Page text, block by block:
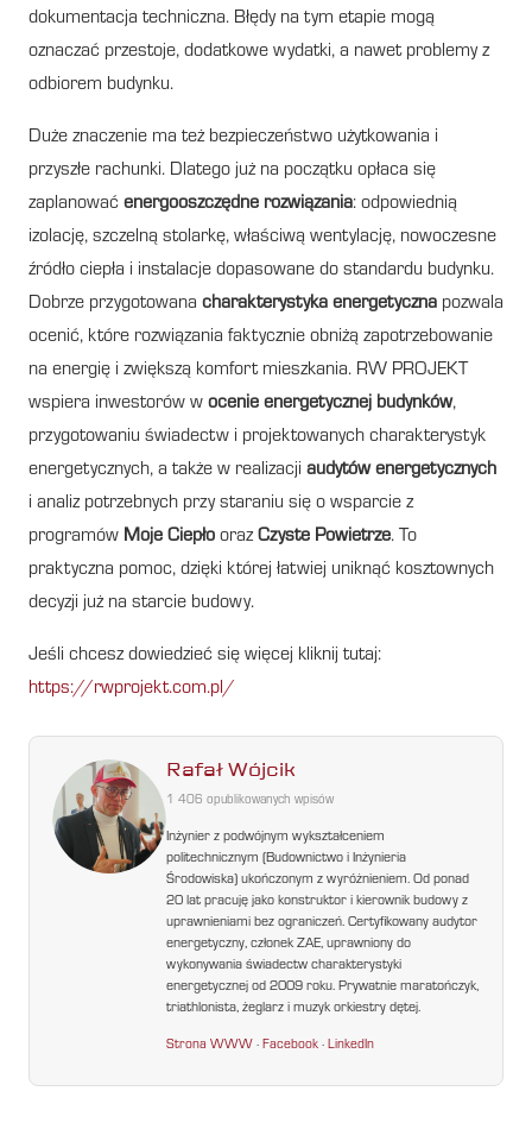
dokumentacja techniczna. Błędy na tym etapie mogą
oznaczać przestoje, dodatkowe wydatki, a nawet problemy z
odbiorem budynku.
Duże znaczenie ma też bezpieczeństwo użytkowania i
przyszłe rachunki. Dlatego już na początku opłaca się
zaplanować energooszczędne rozwiązania: odpowiednią
izolację, szczelną stolarkę, właściwą wentylację, nowoczesne
źródło ciepła i instalacje dopasowane do standardu budynku.
Dobrze przygotowana charakterystyka energetyczna pozwala
ocenić, które rozwiązania faktycznie obniżą zapotrzebowanie
na energię i zwiększą komfort mieszkania. RW PROJEKT
wspiera inwestorów w ocenie energetycznej budynków,
przygotowaniu świadectw i projektowanych charakterystyk
energetycznych, a także w realizacji audytów energetycznych
i analiz potrzebnych przy staraniu się o wsparcie z
programów Moje Ciepło oraz Czyste Powietrze. To
praktyczna pomoc, dzięki której łatwiej uniknąć kosztownych
decyzji już na starcie budowy.
Jeśli chcesz dowiedzieć się więcej kliknij tutaj:
https://rwprojekt.com.pl/
Rafał Wójcik
1 406 opublikowanych wpisów
Inżynier z podwójnym wykształceniem
politechnicznym (Budownictwo i Inżynieria
Środowiska) ukończonym z wyróżnieniem. Od ponad
20 lat pracuję jako konstruktor i kierownik budowy z
uprawnieniami bez ograniczeń. Certyfikowany audytor
energetyczny, członek ZAE, uprawniony do
wykonywania świadectw charakterystyki
energetycznej od 2009 roku. Prywatnie maratończyk,
triathlonista, żeglarz i muzyk orkiestry dętej.
Strona WWW ·Facebook ·LinkedIn